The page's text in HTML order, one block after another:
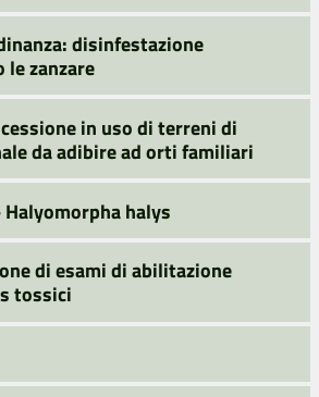
disinfestazione
zanzare
in uso di terreni di
da adibire ad orti familiari
halys
di esami di abilitazione
tossici